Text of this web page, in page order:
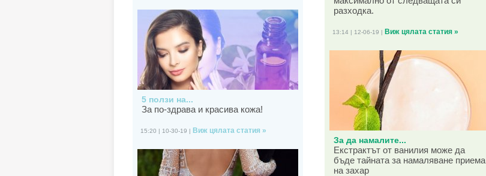
5 ползи на...
За по-здрава и красива кожа!
15:20 | 10-30-19 | Виж цялата статия »
разходка.
13:14 | 12-06-19 | Виж цялата статия »
За да намалите...
Екстрактът от ванилия може да
бъде тайната за намаляване приема
на захар